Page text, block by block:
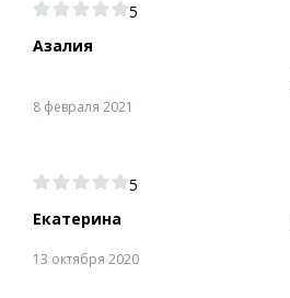
5
Азалия
8 февраля 2021
5
Екатерина
13 октября 2020